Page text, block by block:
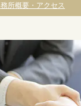
所概要・アクセス